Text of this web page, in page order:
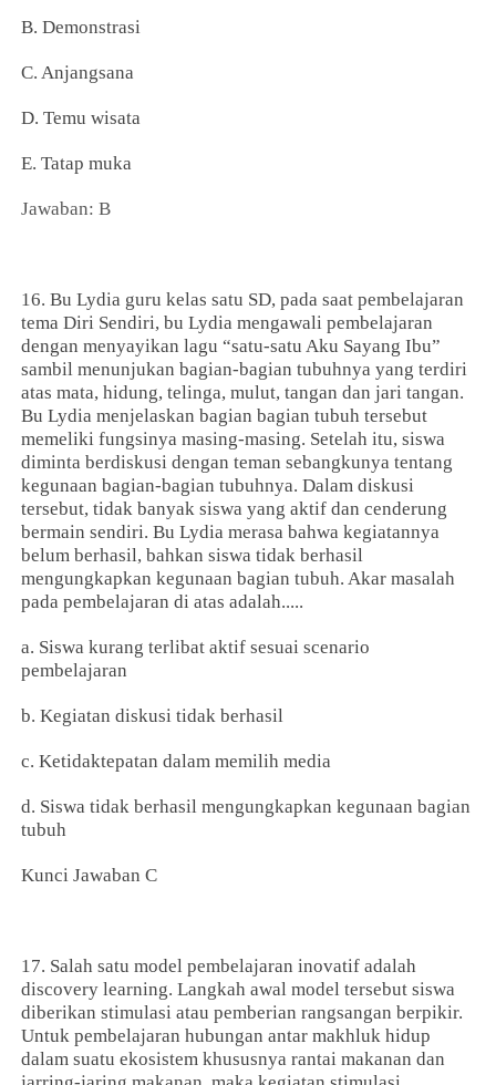
B. Demonstrasi
C. Anjangsana
D. Temu wisata
E. Tatap muka
Jawaban: B
16. Bu Lydia guru kelas satu SD, pada saat pembelajaran
tema Diri Sendiri, bu Lydia mengawali pembelajaran
dengan menyayikan lagu “satu-satu Aku Sayang Ibu”
sambil menunjukan bagian-bagian tubuhnya yang terdiri
atas mata, hidung, telinga, mulut, tangan dan jari tangan.
Bu Lydia menjelaskan bagian bagian tubuh tersebut
memeliki fungsinya masing-masing. Setelah itu, siswa
diminta berdiskusi dengan teman sebangkunya tentang
kegunaan bagian-bagian tubuhnya. Dalam diskusi
tersebut, tidak banyak siswa yang aktif dan cenderung
bermain sendiri. Bu Lydia merasa bahwa kegiatannya
belum berhasil, bahkan siswa tidak berhasil
mengungkapkan kegunaan bagian tubuh. Akar masalah
pada pembelajaran di atas adalah.....
a. Siswa kurang terlibat aktif sesuai scenario
pembelajaran
b. Kegiatan diskusi tidak berhasil
c. Ketidaktepatan dalam memilih media
d. Siswa tidak berhasil mengungkapkan kegunaan bagian
tubuh
Kunci Jawaban C
17. Salah satu model pembelajaran inovatif adalah
discovery learning. Langkah awal model tersebut siswa
diberikan stimulasi atau pemberian rangsangan berpikir.
Untuk pembelajaran hubungan antar makhluk hidup
dalam suatu ekosistem khususnya rantai makanan dan